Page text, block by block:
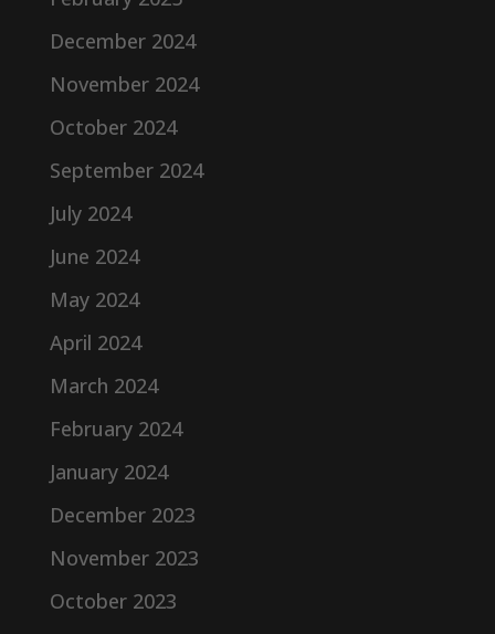
December 2024
November 2024
October 2024
September 2024
July 2024
June 2024
May 2024
April 2024
March 2024
February 2024
January 2024
December 2023
November 2023
October 2023